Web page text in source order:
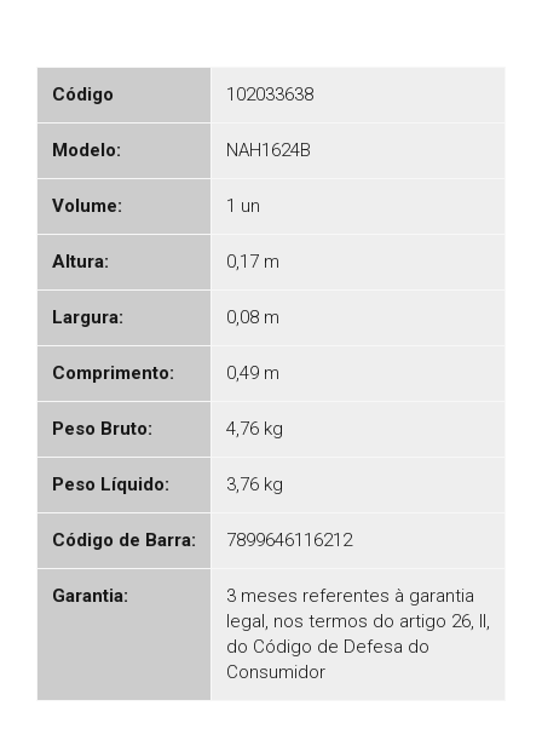
Código 102033638
Modelo: NAH1624B
Volume: 1 un
Altura: 0,17 m
Largura: 0,08 m
Comprimento: 0,49 m
Peso Bruto: 4,76 kg
Peso Líquido: 3,76 kg
Código de Barra: 7899646116212
Garantia:
3 meses referentes à garantia
legal, nos termos do artigo 26, II,
do Código de Defesa do
Consumidor